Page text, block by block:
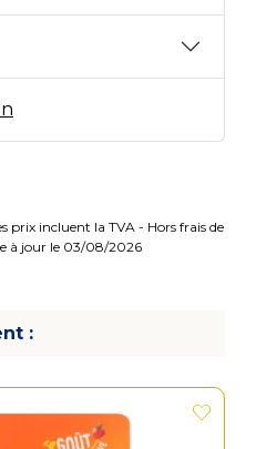
prix incluent la TVA - Hors frais de
à jour le 03/08/2026
: